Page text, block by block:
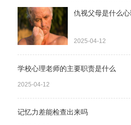
仇视父母是什么
2025-04-12
学校心理老师的主要职责是什么
2025-04-12
记忆力差能检查出来吗